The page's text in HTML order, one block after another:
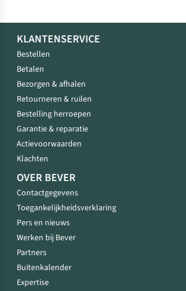
KLANTENSERVICE
Bestellen
Betalen
Bezorgen & afhalen
Retourneren & ruilen
Bestelling herroepen
Garantie & reparatie
Actievoorwaarden
Klachten
OVER BEVER
Contactgegevens
Toegankelijkheidsverklaring
Pers en nieuws
Werken bij Bever
Partners
Buitenkalender
Expertise